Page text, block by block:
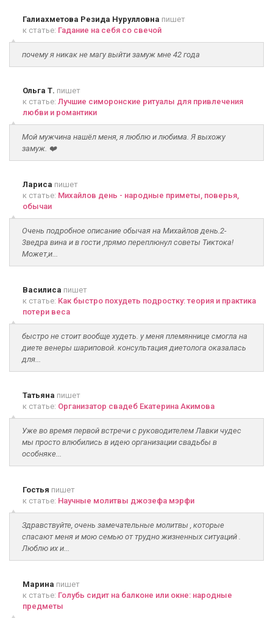
Галиахметова Резида Нурулловна пишет
к статье: Гадание на себя со свечой
почему я никак не магу выйти замуж мне 42 года
Ольга Т. пишет
к статье: Лучшие симоронские ритуалы для привлечения
любви и романтики
Мой мужчина нашёл меня, я люблю и любима. Я выхожу
замуж. ❤️
Лариса пишет
к статье: Михайлов день - народные приметы, поверья,
обычаи
Очень подробное описание обычая на Михайлов день.2-
3ведра вина и в гости ,прямо переплюнул советы Тиктока!
Может,и...
Василиса пишет
к статье: Как быстро похудеть подростку: теория и практика
потери веса
быстро не стоит вообще худеть. у меня племяннице смогла на
диете венеры шариповой. консультация диетолога оказалась
для...
Татьяна пишет
к статье: Организатор свадеб Екатерина Акимова
Уже во время первой встречи с руководителем Лавки чудес
мы просто влюбились в идею организации свадьбы в
особняке...
Гостья пишет
к статье: Научные молитвы джозефа мэрфи
Здравствуйте, очень замечательные молитвы , которые
спасают меня и мою семью от трудно жизненных ситуаций .
Люблю их и...
Марина пишет
к статье: Голубь сидит на балконе или окне: народные
предметы